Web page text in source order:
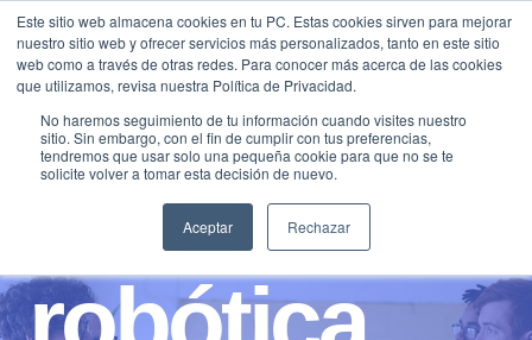
Este sitio web almacena cookies en tu PC. Estas cookies sirven para mejorar
nuestro sitio web y ofrecer servicios más personalizados, tanto en este sitio
web como a través de otras redes. Para conocer más acerca de las cookies
que utilizamos, revisa nuestra Política de Privacidad.
No haremos seguimiento de tu información cuando visites nuestro
sitio. Sin embargo, con el fin de cumplir con tus preferencias,
tendremos que usar solo una pequeña cookie para que no se te
solicite volver a tomar esta decisión de nuevo.
Aceptar Rechazar
Saltar
contenido
Traducir »